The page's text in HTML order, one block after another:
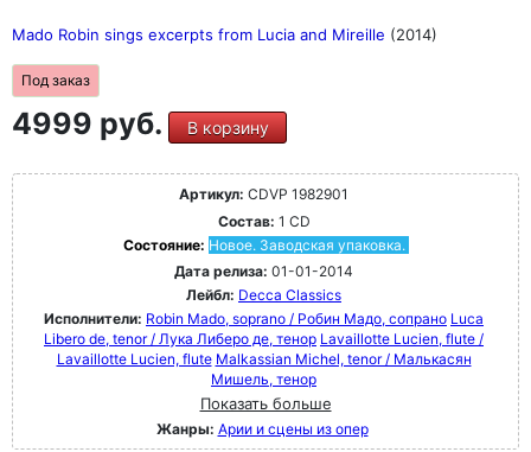
Mado Robin sings excerpts from Lucia and Mireille (2014)
Под заказ
4999 руб. В корзину
Артикул: CDVP 1982901
Состав: 1 CD
Состояние: Новое. Заводская упаковка.
Дата релиза: 01-01-2014
Лейбл: Decca Classics
Исполнители: Robin Mado, soprano / Робин Мадо, сопрано Luca
Libero de, tenor / Лука Либеро де, тенор Lavaillotte Lucien, flute /
Lavaillotte Lucien, flute Malkassian Michel, tenor / Малькасян
Мишель, тенор
Показать больше
Жанры: Арии и сцены из опер